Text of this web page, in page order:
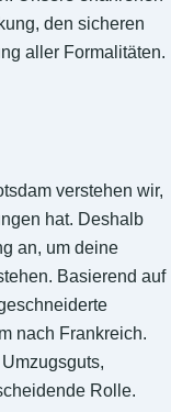
den sicheren
aller Formalitäten.
verstehen wir,
hat. Deshalb
an, um deine
Basierend auf
nach Frankreich.
Rolle.